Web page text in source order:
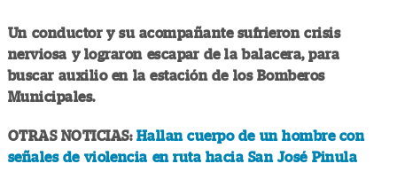
Un conductor y su acompañante sufrieron crisis
nerviosa y lograron escapar de la balacera, para
buscar auxilio en la estación de los Bomberos
Municipales.
OTRAS NOTICIAS: Hallan cuerpo de un hombre con
señales de violencia en ruta hacia San José Pinula